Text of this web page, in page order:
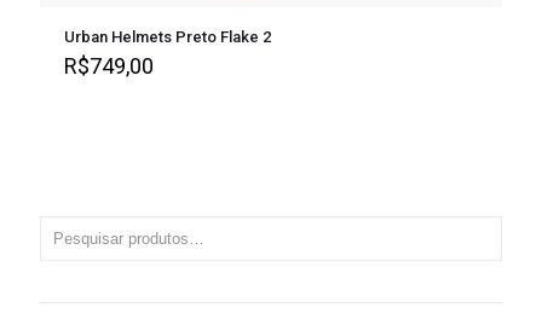
Urban Helmets Preto Flake 2
R$749,00